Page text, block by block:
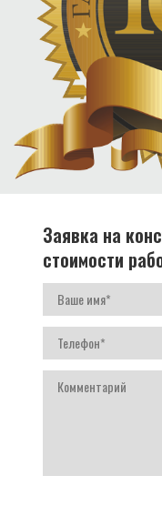
Заявка на
стоимости